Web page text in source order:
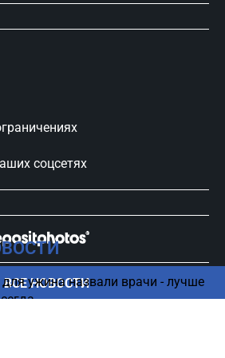
ужина назвали врачи - лучше
ВСЕ НОВОСТИ
соцсетях
права защищены